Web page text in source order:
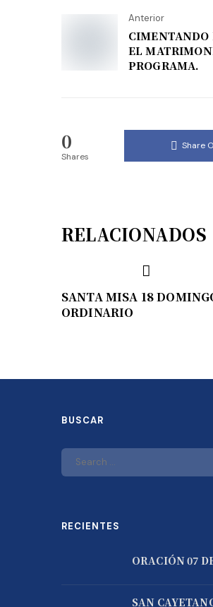
Anterior
CIMENTANDO
EL
PROGRAMA.
0
Shares
Share
RELACIONADOS
SANTA MISA 18
ORDINARIO
BUSCAR
RECIENTES
ORACIÓN 07
SAN